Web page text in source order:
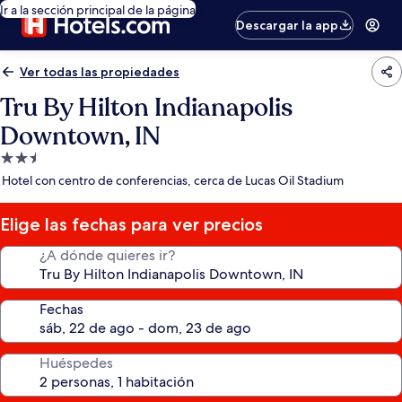
Ir a la sección principal de la página
Descargar la app
Ver todas las propiedades
Tru By Hilton Indianapolis
Downtown, IN
Propiedad
de
estrellas
Hotel con centro de conferencias, cerca de Lucas Oil Stadium
Elige las fechas para ver precios
¿A dónde quieres ir?
Fechas
Huéspedes